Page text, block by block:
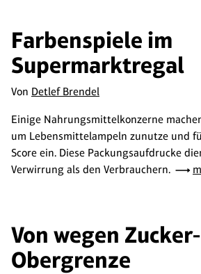
Farbenspiele im
Supermarktregal
Von Detlef Brendel
Einige Nahrungsmittelkonzerne
um Lebensmittelampeln zunutze und
Score ein. Diese Packungsaufdrucke
Verwirrung als den Verbrauchern.
Von wegen Zucker-
Obergrenze